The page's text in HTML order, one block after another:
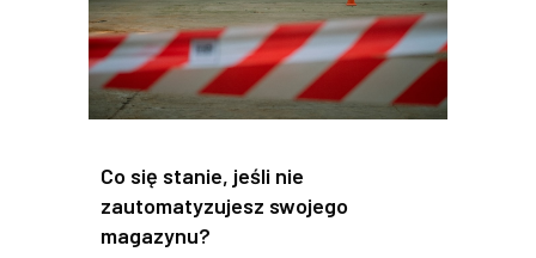
Co się stanie, jeśli nie
zautomatyzujesz swojego
magazynu?